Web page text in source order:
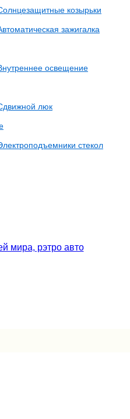
козырьки
зажигалка
освещение
люк
стекол